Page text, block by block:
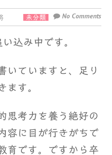
未分類 No Comments
込み中です。
ていますと、足り
ます。
思考力を養う絶好の
容に目が行きがちで
育です。ですから卒